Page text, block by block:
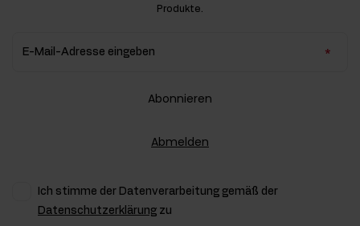
Produkte.
E-Mail-Adresse eingeben
Abonnieren
Abmelden
Ich stimme der Datenverarbeitung gemäß der
Datenschutzerklärung zu